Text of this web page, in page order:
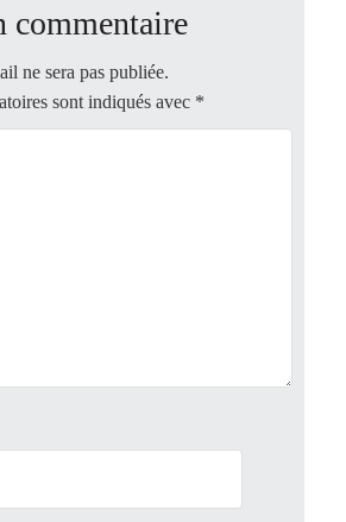
commentaire
ne sera pas publiée.
sont indiqués avec *